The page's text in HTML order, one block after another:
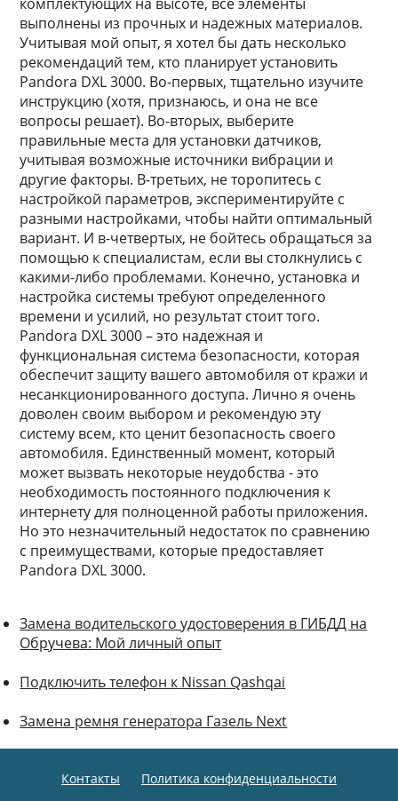
выполнены из прочных и надежных материалов.
Учитывая мой опыт, я хотел бы дать несколько
рекомендаций тем, кто планирует установить
Pandora DXL 3000. Во-первых, тщательно изучите
инструкцию (хотя, признаюсь, и она не все
вопросы решает). Во-вторых, выберите
правильные места для установки датчиков,
учитывая возможные источники вибрации и
другие факторы. В-третьих, не торопитесь с
настройкой параметров, экспериментируйте с
разными настройками, чтобы найти оптимальный
вариант. И в-четвертых, не бойтесь обращаться за
помощью к специалистам, если вы столкнулись с
какими-либо проблемами. Конечно, установка и
настройка системы требуют определенного
времени и усилий, но результат стоит того.
Pandora DXL 3000 – это надежная и
функциональная система безопасности, которая
обеспечит защиту вашего автомобиля от кражи и
несанкционированного доступа. Лично я очень
доволен своим выбором и рекомендую эту
систему всем, кто ценит безопасность своего
автомобиля. Единственный момент, который
может вызвать некоторые неудобства - это
необходимость постоянного подключения к
интернету для полноценной работы приложения.
Но это незначительный недостаток по сравнению
с преимуществами, которые предоставляет
Pandora DXL 3000.
Замена водительского удостоверения в ГИБДД на
Обручева: Мой личный опыт
Подключить телефон к Nissan Qashqai
Замена ремня генератора Газель Next
Контакты Политика конфиденциальности